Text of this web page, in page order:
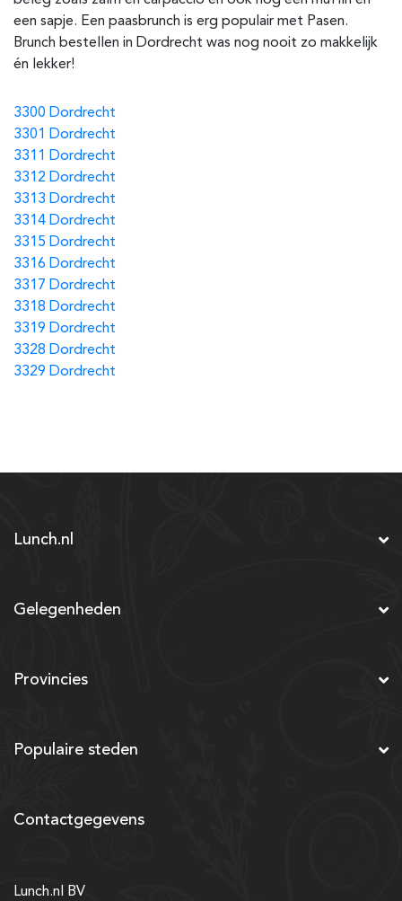
een sapje. Een paasbrunch is erg populair met Pasen.
Brunch bestellen in Dordrecht was nog nooit zo makkelijk
én lekker!
3300 Dordrecht
3301 Dordrecht
3311 Dordrecht
3312 Dordrecht
3313 Dordrecht
3314 Dordrecht
3315 Dordrecht
3316 Dordrecht
3317 Dordrecht
3318 Dordrecht
3319 Dordrecht
3328 Dordrecht
3329 Dordrecht
Lunch.nl
Gelegenheden
Provincies
Populaire steden
Contactgegevens
Lunch.nl BV